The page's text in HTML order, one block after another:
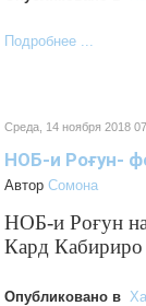
Подробнее ...
Среда, 14 ноября 2018
НОБ-и Роғун-
Автор Cомона
НОБ-и Роғун
Кард
Опубликовано в